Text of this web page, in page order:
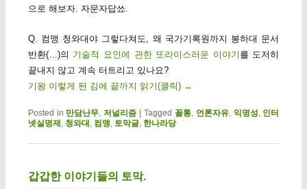
으로 해보자. 자문자답쑈.
Q. 컴맹 청와대야 그렇다쳐도, 왜 국가기록원까지 봉하대 문서
반환(…)의 기술적 요인에 관한 또라이스러운 이야기 를 도저히
끝내지 않고 계속 터트리고 있나요?
기왕 이렇게 된 김에 끝까지 읽기(클릭) →
Posted in 만담난무,저널리즘 Tagged 꼴통, 언론자유, 익명성, 인터
넷실명제 , 청와대 , 컴맹, 토막글, 한나라당
갑갑한 이야기들의 토막.